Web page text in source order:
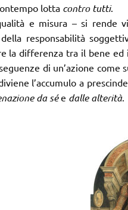
lotta contro tutti.
e misura – si rende
responsabilità
la differenza tra il bene
di un’azione come
l’accumulo a
da sée dalle alterità.